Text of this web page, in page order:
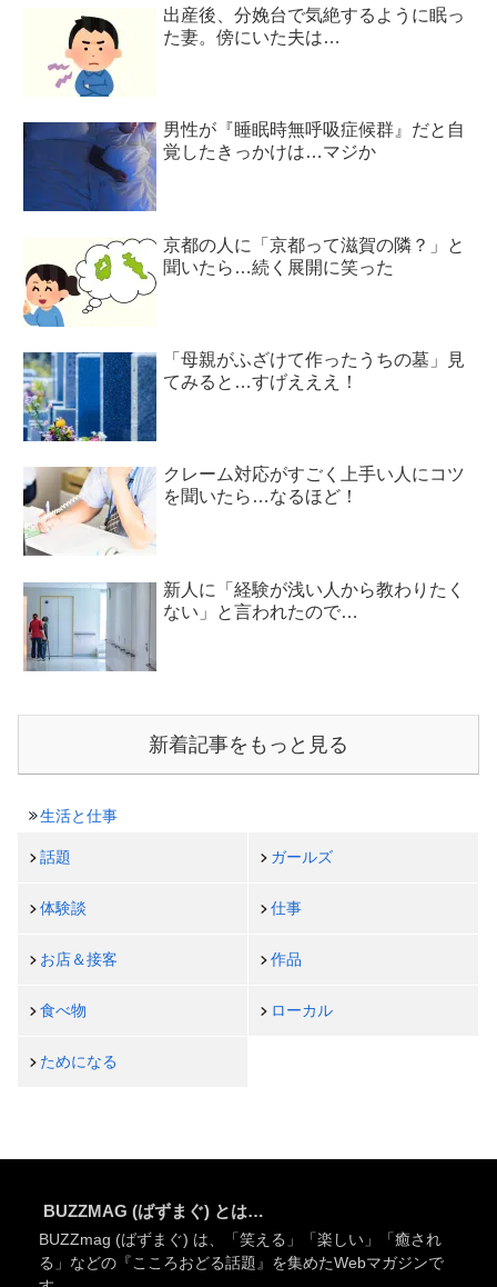
出産後、分娩台で気絶するように眠っ
た妻。傍にいた夫は…
男性が『睡眠時無呼吸症候群』だと自
覚したきっかけは…マジか
京都の人に「京都って滋賀の隣？」と
聞いたら…続く展開に笑った
「母親がふざけて作ったうちの墓」見
てみると…すげえええ！
クレーム対応がすごく上手い人にコツ
を聞いたら…なるほど！
新人に「経験が浅い人から教わりたく
ない」と言われたので…
新着記事をもっと見る
生活と仕事
話題 ガールズ
体験談 仕事
お店＆接客 作品
食べ物 ローカル
ためになる
BUZZMAG (ばずまぐ) とは…
BUZZmag (ばずまぐ) は、「笑える」「楽しい」「癒され
る」などの『こころおどる話題』を集めたWebマガジンで